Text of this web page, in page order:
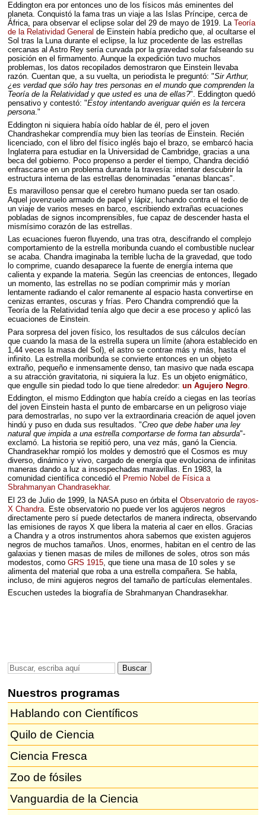
Eddington era por entonces uno de los físicos más eminentes del
planeta. Conquistó la fama tras un viaje a las Islas Príncipe, cerca de
África, para observar el eclipse solar del 29 de mayo de 1919. La Teoría
de la Relatividad General de Einstein había predicho que, al ocultarse el
Sol tras la Luna durante el eclipse, la luz procedente de las estrellas
cercanas al Astro Rey sería curvada por la gravedad solar falseando su
posición en el firmamento. Aunque la expedición tuvo muchos
problemas, los datos recopilados demostraron que Einstein llevaba
razón. Cuentan que, a su vuelta, un periodista le preguntó: "Sir Arthur,
¿es verdad que sólo hay tres personas en el mundo que comprenden la
Teoría de la Relatividad y que usted es una de ellas?". Eddington quedó
pensativo y contestó: "Estoy intentando averiguar quién es la tercera
persona."
Eddington ni siquiera había oído hablar de él, pero el joven
Chandrashekar comprendía muy bien las teorías de Einstein. Recién
licenciado, con el libro del físico inglés bajo el brazo, se embarcó hacia
Inglaterra para estudiar en la Universidad de Cambridge, gracias a una
beca del gobierno. Poco propenso a perder el tiempo, Chandra decidió
enfrascarse en un problema durante la travesía: intentar descubrir la
estructura interna de las estrellas denominadas "enanas blancas".
Es maravilloso pensar que el cerebro humano pueda ser tan osado.
Aquel jovenzuelo armado de papel y lápiz, luchando contra el tedio de
un viaje de varios meses en barco, escribiendo extrañas ecuaciones
pobladas de signos incomprensibles, fue capaz de descender hasta el
mismísimo corazón de las estrellas.
Las ecuaciones fueron fluyendo, una tras otra, descifrando el complejo
comportamiento de la estrella moribunda cuando el combustible nuclear
se acaba. Chandra imaginaba la terrible lucha de la gravedad, que todo
lo comprime, cuando desaparece la fuente de energía interna que
calienta y expande la materia. Según las creencias de entonces, llegado
un momento, las estrellas no se podían comprimir más y morían
lentamente radiando el calor remanente al espacio hasta convertirse en
cenizas errantes, oscuras y frías. Pero Chandra comprendió que la
Teoría de la Relatividad tenía algo que decir a ese proceso y aplicó las
ecuaciones de Einstein.
Para sorpresa del joven físico, los resultados de sus cálculos decían
que cuando la masa de la estrella supera un límite (ahora establecido en
1,44 veces la masa del Sol), el astro se contrae más y más, hasta el
infinito. La estrella moribunda se convierte entonces en un objeto
extraño, pequeño e inmensamente denso, tan masivo que nada escapa
a su atracción gravitatoria, ni siquiera la luz. Es un objeto enigmático,
que engulle sin piedad todo lo que tiene alrededor: un Agujero Negro.
Eddington, el mismo Eddington que había creído a ciegas en las teorías
del joven Einstein hasta el punto de embarcarse en un peligroso viaje
para demostrarlas, no supo ver la extraordinaria creación de aquel joven
hindú y puso en duda sus resultados. "Creo que debe haber una ley
natural que impida a una estrella comportarse de forma tan absurda"-
exclamó. La historia se repitió pero, una vez más, ganó la Ciencia.
Chandrasekhar rompió los moldes y demostró que el Cosmos es muy
diverso, dinámico y vivo, cargado de energía que evoluciona de infinitas
maneras dando a luz a insospechadas maravillas. En 1983, la
comunidad científica concedió el Premio Nobel de Física a
Sbrahmanyan Chandrasekhar.
El 23 de Julio de 1999, la NASA puso en órbita el Observatorio de rayos-
X Chandra. Este observatorio no puede ver los agujeros negros
directamente pero sí puede detectarlos de manera indirecta, observando
las emisiones de rayos X que libera la materia al caer en ellos. Gracias
a Chandra y a otros instrumentos ahora sabemos que existen agujeros
negros de muchos tamaños. Unos, enormes, habitan en el centro de las
galaxias y tienen masas de miles de millones de soles, otros son más
modestos, como GRS 1915, que tiene una masa de 10 soles y se
alimenta del material que roba a una estrella compañera. Se habla,
incluso, de mini agujeros negros del tamaño de partículas elementales.
Escuchen ustedes la biografía de Sbrahmanyan Chandrasekhar.
Nuestros programas
Hablando con Científicos
Quilo de Ciencia
Ciencia Fresca
Zoo de fósiles
Vanguardia de la Ciencia